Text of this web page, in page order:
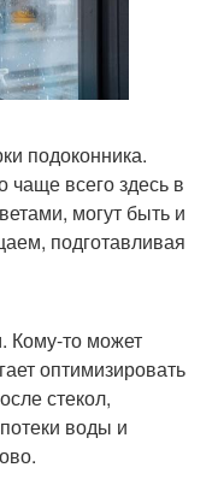
подоконника.
всего здесь в
могут быть и
подготавливая
Кому-то может
оптимизировать
стекол,
воды и